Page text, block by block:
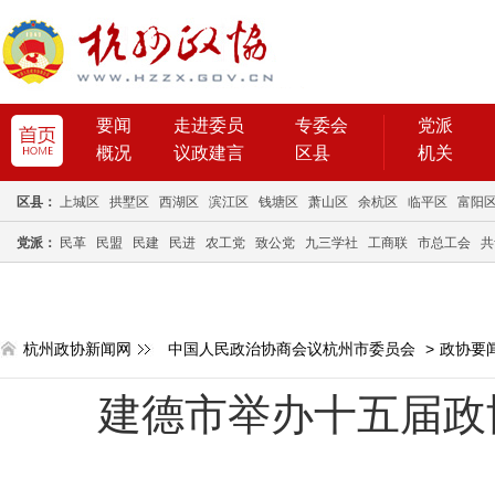
要闻 走进委员
专委会
概况
议政建言 区县
党派
机关
区县： 上城区 拱墅区 西湖区 滨江区 钱塘区 萧山区 余杭区 临平区 富阳
党派： 民革 民盟 民建 民进 农工党 致公党 九三学社 工商联 市总工会
杭州政协新闻网 中国人民政治协商会议杭州市委员会 > 政协要
建德市举办十五届